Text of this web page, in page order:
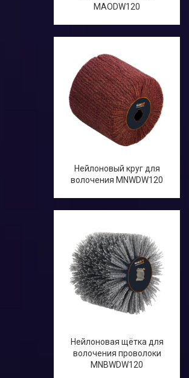
MAODW120
Нейлоновый круг для
волочения MNWDW120
Нейлоновая щётка для
волочения проволоки
MNBWDW120